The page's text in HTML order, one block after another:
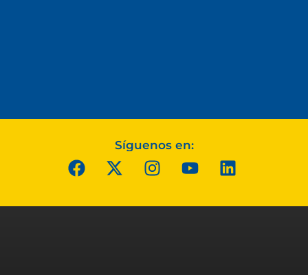
Síguenos en: